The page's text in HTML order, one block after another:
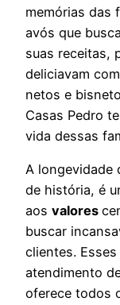
memórias das
avós que
suas receitas,
deliciavam
netos e
Casas Pedro
vida dessas
A longevidade
de história, é
aos valores
buscar
clientes.
atendimento
oferece todos